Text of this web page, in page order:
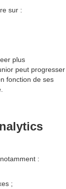
sur :
plus
peut progresser
fonction de ses
:
;